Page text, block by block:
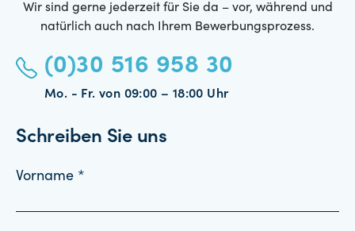
Wir sind gerne jederzeit für Sie da – vor, während und
natürlich auch nach Ihrem Bewerbungsprozess.
(0)30 516 958 30
Mo. - Fr. von 09:00 – 18:00 Uhr
Schreiben Sie uns
Vorname *